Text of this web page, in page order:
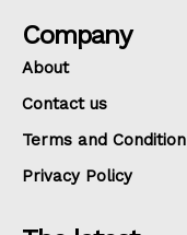
Company
About
Contact us
Terms and Condition
Privacy Policy